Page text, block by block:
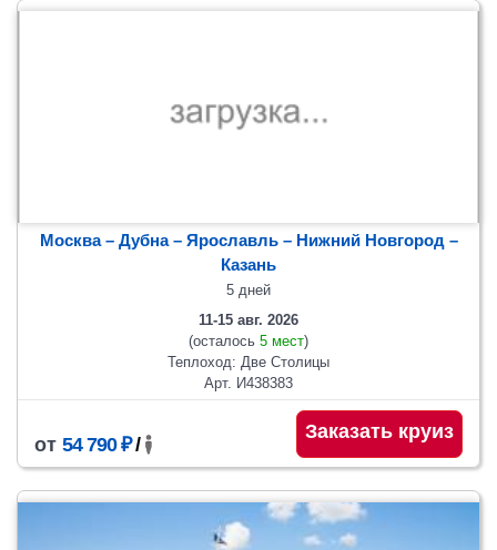
Москва – Дубна – Ярославль – Нижний Новгород –
Казань
5 дней
11-15 авг. 2026
(осталось 5 мест)
Теплоход: Две Столицы
Арт. И438383
от 54 790 ₽/
Заказать круиз